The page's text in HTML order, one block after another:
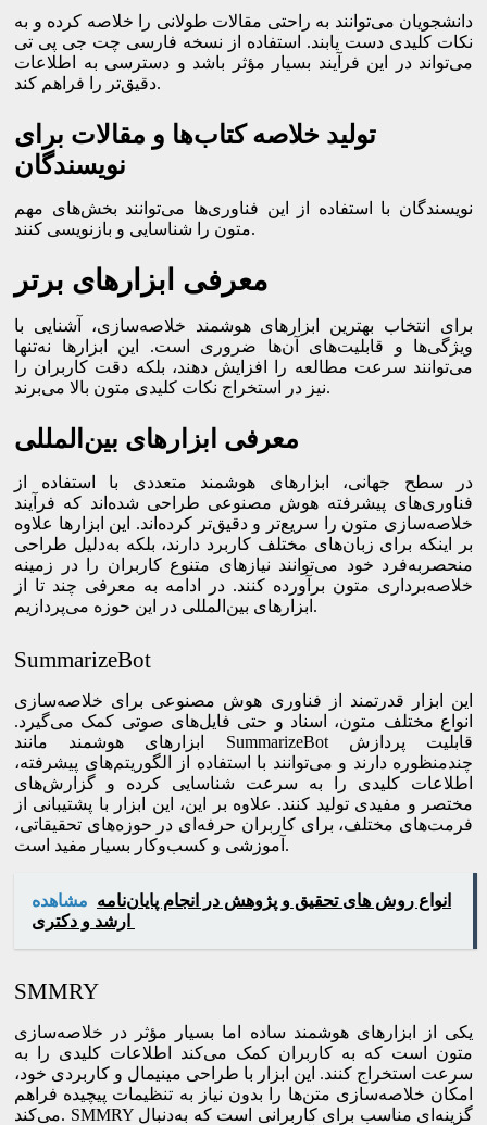
دانشجویان می‌توانند به راحتی مقالات طولانی را خلاصه کرده و به
نکات کلیدی دست یابند. استفاده از نسخه فارسی چت جی‌ پی ‌تی
می‌تواند در این فرآیند بسیار مؤثر باشد و دسترسی به اطلاعات
دقیق‌تر را فراهم کند.
تولید خلاصه کتاب‌ها و مقالات برای
نویسندگان
نویسندگان با استفاده از این فناوری‌ها می‌توانند بخش‌های مهم
متون را شناسایی و بازنویسی کنند.
معرفی ابزارهای برتر
برای انتخاب بهترین ابزارهای هوشمند خلاصه‌سازی، آشنایی با
ویژگی‌ها و قابلیت‌های آن‌ها ضروری است. این ابزارها نه‌تنها
می‌توانند سرعت مطالعه را افزایش دهند، بلکه دقت کاربران را
نیز در استخراج نکات کلیدی متون بالا می‌برند.
معرفی ابزارهای بین‌المللی
در سطح جهانی، ابزارهای هوشمند متعددی با استفاده از
فناوری‌های پیشرفته هوش مصنوعی طراحی شده‌اند که فرآیند
خلاصه‌سازی متون را سریع‌تر و دقیق‌تر کرده‌اند. این ابزارها علاوه
بر اینکه برای زبان‌های مختلف کاربرد دارند، بلکه به‌دلیل طراحی
منحصربه‌فرد خود می‌توانند نیازهای متنوع کاربران را در زمینه
خلاصه‌برداری متون برآورده کنند. در ادامه به معرفی چند تا از
ابزارهای بین‌المللی در این حوزه می‌پردازیم.
SummarizeBot
این ابزار قدرتمند از فناوری هوش مصنوعی برای خلاصه‌سازی
انواع مختلف متون، اسناد و حتی فایل‌های صوتی کمک می‌گیرد.
ابزارهای هوشمند مانند SummarizeBot قابلیت پردازش
چندمنظوره دارند و می‌توانند با استفاده از الگوریتم‌های پیشرفته،
اطلاعات کلیدی را به سرعت شناسایی کرده و گزارش‌های
مختصر و مفیدی تولید کنند. علاوه بر این، این ابزار با پشتیبانی از
فرمت‌های مختلف، برای کاربران حرفه‌ای در حوزه‌های تحقیقاتی،
آموزشی و کسب‌وکار بسیار مفید است.
مشاهده انواع روش های تحقیق و پژوهش در انجام پایان‌نامه
SMMRY
یکی از ابزارهای هوشمند ساده اما بسیار مؤثر در خلاصه‌سازی
متون است که به کاربران کمک می‌کند اطلاعات کلیدی را به
سرعت استخراج کنند. این ابزار با طراحی مینیمال و کاربردی خود،
امکان خلاصه‌سازی متن‌ها را بدون نیاز به تنظیمات پیچیده فراهم
می‌کند. SMMRY گزینه‌ای مناسب برای کاربرانی است که به‌دنبال